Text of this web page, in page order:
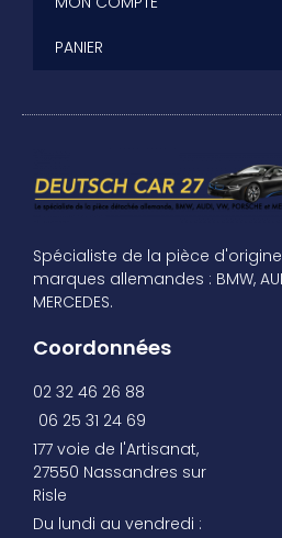
PANIER
Spécialiste de la pièce
marques allemandes : BMW,
MERCEDES.
Coordonnées
02 32 46 26 88
06 25 31 24 69
177 voie de l'Artisanat,
27550 Nassandres sur
Risle
Du lundi au vendredi :